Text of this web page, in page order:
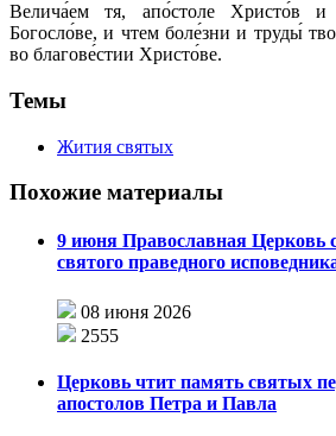
Велича́ем тя, апо́столе Христо́в и
Богосло́ве, и чтем боле́зни и труды́
во благове́стии Христо́ве.
Темы
Жития святых
Похожие материалы
9 июня Православная Церковь
святого праведного
08 июня 2026
2555
Церковь чтит память святых
апостолов Петра и Павла